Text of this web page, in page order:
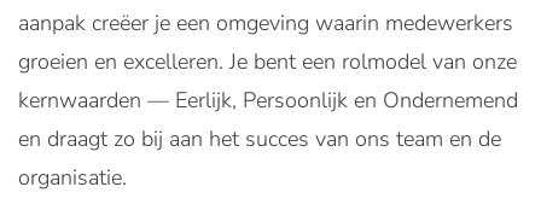
aanpak creëer je een omgeving waarin medewerkers
groeien en excelleren. Je bent een rolmodel van onze
kernwaarden — Eerlijk, Persoonlijk en Ondernemend
en draagt zo bij aan het succes van ons team en de
organisatie.